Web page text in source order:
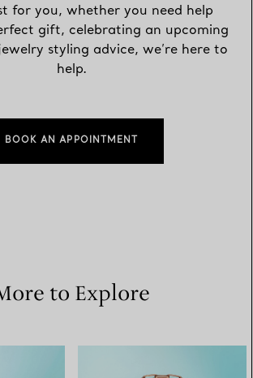
for you, whether you need help
gift, celebrating an upcoming
styling advice, we’re here to
help.
BOOK AN APPOINTMENT
to Explore